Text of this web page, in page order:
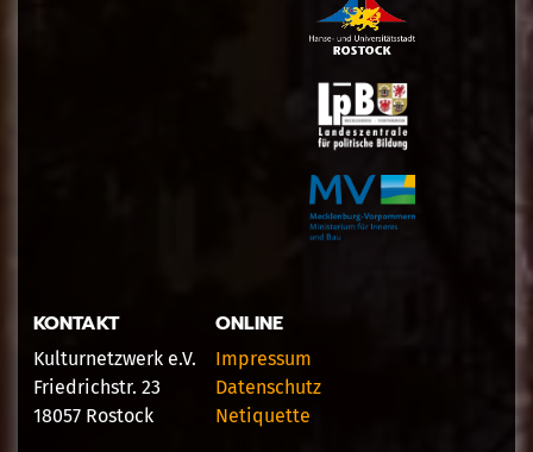
KONTAKT
Kulturnetzwerk e.V.
Friedrichstr. 23
18057 Rostock
ONLINE
Impressum
Datenschutz
Netiquette